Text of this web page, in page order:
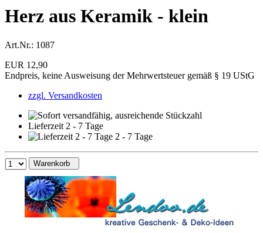
Herz aus Keramik - klein
Art.Nr.: 1087
EUR 12,90
Endpreis, keine Ausweisung der Mehrwertsteuer gemäß § 19 UStG
zzgl. Versandkosten
Lieferzeit 2 - 7 Tage
2 - 7 Tage
Warenkorb